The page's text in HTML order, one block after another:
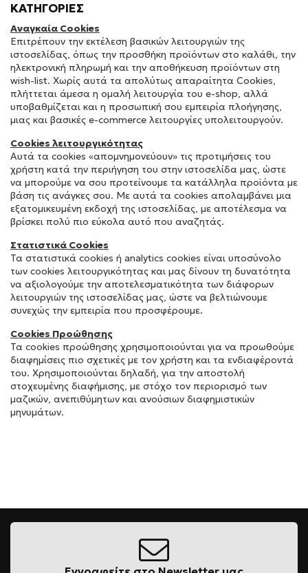
ΚΑΤΗΓΟΡΙΕΣ
Αναγκαία Cookies
Επιτρέπουν την εκτέλεση βασικών λειτουργιών της
ιστοσελίδας, όπως την προσθήκη προϊόντων στο καλάθι, την
ηλεκτρονική πληρωμή και την αποθήκευση προϊόντων στη
wish-list. Χωρίς αυτά τα απολύτως απαραίτητα Cookies,
πλήττεται άμεσα η ομαλή λειτουργία του e-shop, αλλά
υποβαθμίζεται και η προσωπική σου εμπειρία πλοήγησης,
μιας και βασικές e-commerce λειτουργίες υπολειτουργούν.
Cookies λειτουργικότητας
Αυτά τα cookies «απομνημονεύουν» τις προτιμήσεις του
χρήστη κατά την περιήγηση του στην ιστοσελίδα μας, ώστε
να μπορούμε να σου προτείνουμε τα κατάλληλα προϊόντα με
βάση τις ανάγκες σου. Με αυτά τα cookies απολαμβάνει μια
εξατομικευμένη εκδοχή της ιστοσελίδας, με αποτέλεσμα να
βρίσκει πολύ πιο εύκολα αυτό που αναζητάς.
Στατιστικά Cookies
Τα στατιστικά cookies ή analytics cookies είναι υποσύνολο
των cookies λειτουργικότητας και μας δίνουν τη δυνατότητα
να αξιολογούμε την αποτελεσματικότητα των διάφορων
λειτουργιών της ιστοσελίδας μας, ώστε να βελτιώνουμε
συνεχώς την εμπειρία που προσφέρουμε.
Cookies Προώθησης
Τα cookies προώθησης χρησιμοποιούνται για να προωθούμε
διαφημίσεις πιο σχετικές με τον χρήστη και τα ενδιαφέροντά
του. Χρησιμοποιούνται δηλαδή, για την αποστολή
στοχευμένης διαφήμισης, με στόχο τον περιορισμό των
μαζικών, ανεπιθύμητων και ανούσιων διαφημιστικών
μηνυμάτων.